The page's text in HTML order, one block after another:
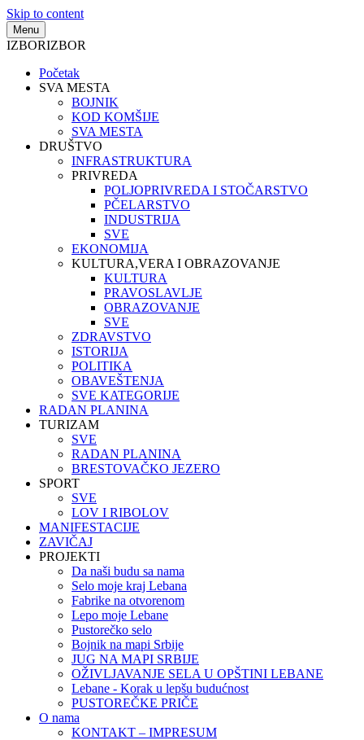
Skip to content
Menu
IZBORIZBOR
Početak
SVA MESTA
BOJNIK
KOD KOMŠIJE
SVA MESTA
DRUŠTVO
INFRASTRUKTURA
PRIVREDA
POLJOPRIVREDA I STOČARSTVO
PČELARSTVO
INDUSTRIJA
SVE
EKONOMIJA
KULTURA,VERA I OBRAZOVANJE
KULTURA
PRAVOSLAVLJE
OBRAZOVANJE
SVE
ZDRAVSTVO
ISTORIJA
POLITIKA
OBAVEŠTENJA
SVE KATEGORIJE
RADAN PLANINA
TURIZAM
SVE
RADAN PLANINA
BRESTOVAČKO JEZERO
SPORT
SVE
LOV I RIBOLOV
MANIFESTACIJE
ZAVIČAJ
PROJEKTI
Da naši budu sa nama
Selo moje kraj Lebana
Fabrike na otvorenom
Lepo moje Lebane
Pustorečko selo
Bojnik na mapi Srbije
JUG NA MAPI SRBIJE
OŽIVLJAVANJE SELA U OPŠTINI LEBANE
Lebane - Korak u lepšu budućnost
PUSTOREČKE PRIČE
O nama
KONTAKT – IMPRESUM